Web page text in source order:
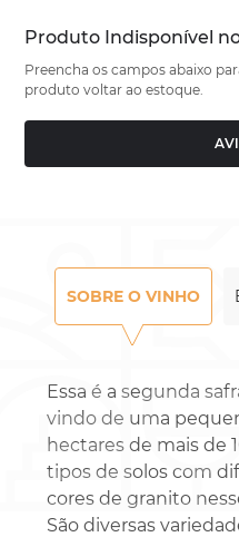
Produto Indisponível
Preencha os campos abaixo
produto voltar ao estoque.
SOBRE O VINHO
Essa é a segunda
vindo de uma
hectares de mais de
tipos de solos com
cores de granito
São diversas